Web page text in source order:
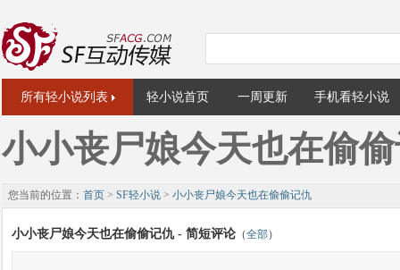
所有轻小说列表 轻小说首页 一周更新 手机看轻小说
小小丧尸娘今天也在偷
您当前的位置： 首页 > SF轻小说 > 小小丧尸娘今天也在偷偷记仇
小小丧尸娘今天也在偷偷记仇 - 简短评论 （全部）